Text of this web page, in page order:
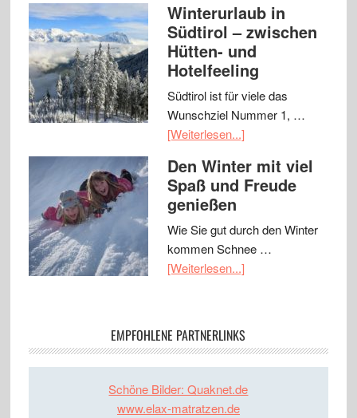
Winterurlaub in
Südtirol – zwischen
Hütten- und
Hotelfeeling
Südtirol ist für viele das
Wunschziel Nummer 1, …
[Weiterlesen...]
Den Winter mit viel
Spaß und Freude
genießen
Wie Sie gut durch den Winter
kommen Schnee …
[Weiterlesen...]
EMPFOHLENE PARTNERLINKS
Schöne Bilder: Quaknet.de
www.elax-matratzen.de